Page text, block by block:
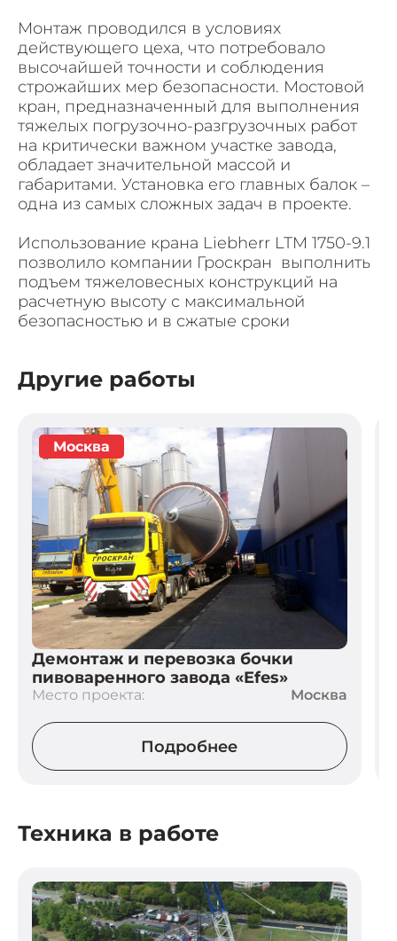
Монтаж проводился в условиях
действующего цеха, что потребовало
высочайшей точности и соблюдения
строжайших мер безопасности. Мостовой
кран, предназначенный для выполнения
тяжелых погрузочно-разгрузочных работ
на критически важном участке завода,
обладает значительной массой и
габаритами. Установка его главных балок –
одна из самых сложных задач в проекте.
Использование крана Liebherr LTM 1750-9.1
позволило компании Гроскран выполнить
подъем тяжеловесных конструкций на
расчетную высоту с максимальной
безопасностью и в сжатые сроки
Другие работы
Демонтаж и перевозка бочки
пивоваренного завода «Efes»
Место проекта: Москва
Подробнее
Техника в работе